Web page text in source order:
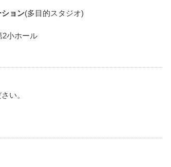
ョン(多目的スタジオ)
ホール
。